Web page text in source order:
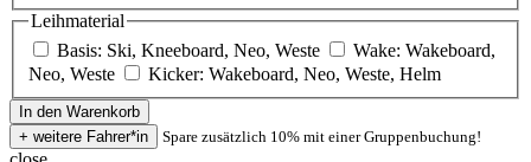
Leihmaterial
Basis: Ski, Kneeboard, Neo, Weste
Wake: Wakeboard,
Neo, Weste
Kicker: Wakeboard, Neo, Weste, Helm
Spare zusätzlich 10% mit einer Gruppenbuchung!